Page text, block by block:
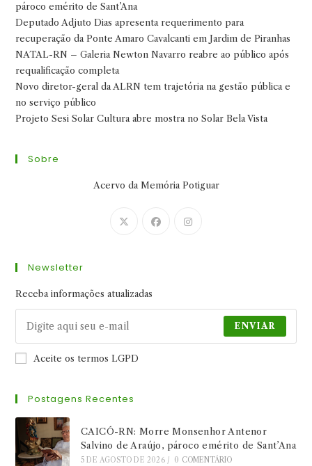
pároco emérito de Sant’Ana
Deputado Adjuto Dias apresenta requerimento para
recuperação da Ponte Amaro Cavalcanti em Jardim de Piranhas
NATAL-RN – Galeria Newton Navarro reabre ao público após
requalificação completa
Novo diretor-geral da ALRN tem trajetória na gestão pública e
no serviço público
Projeto Sesi Solar Cultura abre mostra no Solar Bela Vista
Sobre
Acervo da Memória Potiguar
Abre
Abre
Newsletter
Receba informações atualizadas
ENVIAR
Aceite os termos LGPD
Postagens Recentes
CAICÓ-RN: Morre Monsenhor Antenor
Salvino de Araújo, pároco emérito de Sant’Ana
5 DE AGOSTO DE 2026 / 0 COMENTÁRIO